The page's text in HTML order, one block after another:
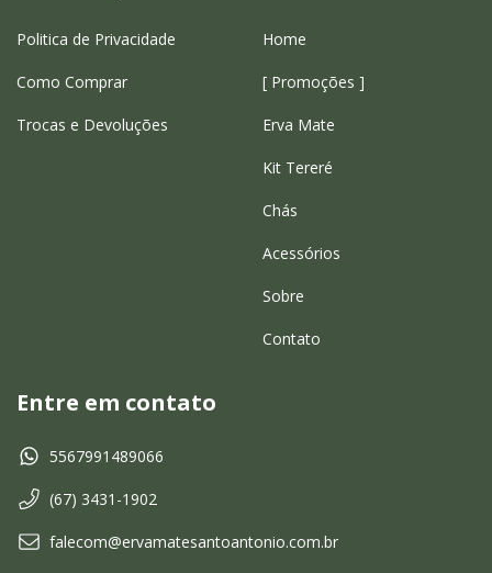
Politica de Privacidade
Como Comprar
Trocas e Devoluções
Home
[ Promoções ]
Erva Mate
Kit Tereré
Chás
Acessórios
Sobre
Contato
Entre em contato
5567991489066
(67) 3431-1902
falecom@ervamatesantoantonio.com.br